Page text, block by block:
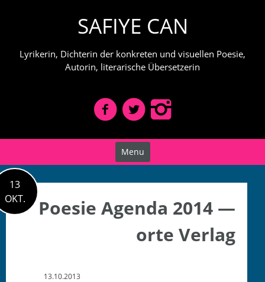
SAFIYE CAN
Lyrikerin, Dichterin der konkreten und visuellen Poesie,
Autorin, literarische Übersetzerin
Menu
13
OKT.
Poesie Agenda 2014 —
orte Verlag
13.10.2013